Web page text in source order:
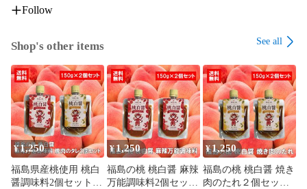
Follow
Shop's other items See all
¥1,250
福島県産桃使用 桃白
醤調味料2個セット
¥ 1,250
福島の桃 桃白醤 麻辣
万能調味料2個セット
¥1,250
福島の桃 桃白醤 焼き
肉のたれ２個セット